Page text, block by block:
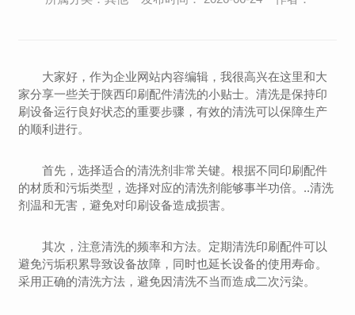
大家好，作为企业网站内容编辑，我很高兴在这里和大
家分享一些关于陕西印刷配件清洗的小贴士。清洗是保持印
刷设备运行良好状态的重要步骤，有效的清洗可以保障生产
的顺利进行。
首先，选择适合的清洗剂非常关键。根据不同印刷配件
的材质和污垢类型，选择对应的清洗剂能够事半功倍。..清洗
剂温和无害，避免对印刷设备造成损害。
其次，注意清洗的频率和方法。定期清洗印刷配件可以
避免污垢积累导致设备故障，同时也延长设备的使用寿命。
采用正确的清洗方法，避免因清洗不当而造成二次污染。